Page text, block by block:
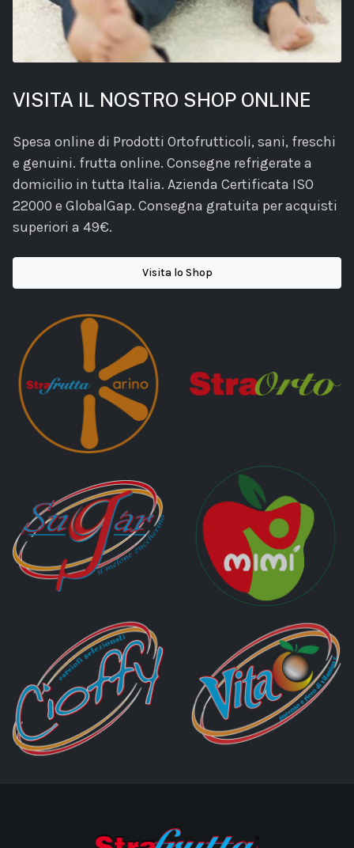
VISITA IL NOSTRO SHOP ONLINE
Spesa online di Prodotti Ortofrutticoli, sani, freschi
e genuini. frutta online. Consegne refrigerate a
domicilio in tutta Italia. Azienda Certificata ISO
22000 e GlobalGap. Consegna gratuita per acquisti
superiori a 49€.
Visita lo Shop